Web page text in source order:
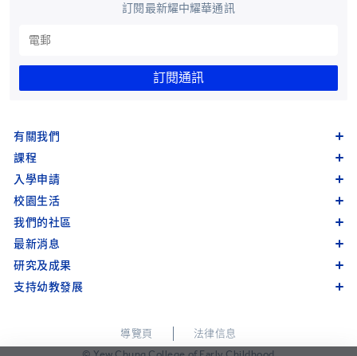
訂閱最新耀中耀華通訊
訂閱通訊
有關我們
課程
入學申請
校園生活
我們的社區
最新消息
研究及成果
支持幼教發展
導覽頁
法律信息
© Yew Chung College of Early Childhood